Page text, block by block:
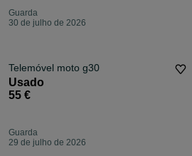
Guarda
30 de julho de 2026
Telemóvel moto g30
Usado
55 €
Guarda
29 de julho de 2026